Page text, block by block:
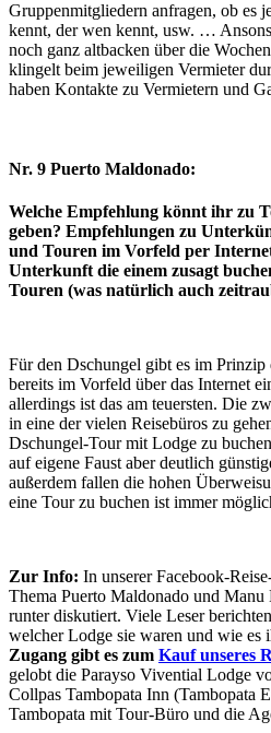
Gruppenmitgliedern anfragen, ob es
kennt, der wen kennt, usw. …
noch ganz altbacken über die
klingelt beim jeweiligen Vermieter
haben Kontakte zu Vermietern und
Nr. 9 Puerto Maldonado:
Welche Empfehlung könnt ihr zu
geben? Empfehlungen zu
und Touren im Vorfeld per
Unterkunft die einem zusagt
Touren (was natürlich auch
Für den Dschungel gibt es im
bereits im Vorfeld über das Internet
allerdings ist das am teuersten. Die
in eine der vielen Reisebüros zu
Dschungel-Tour mit Lodge zu
auf eigene Faust aber deutlich
außerdem fallen die hohen
eine Tour zu buchen ist immer
Zur Info: In unserer Facebook-
Thema Puerto Maldonado und
runter diskutiert. Viele Leser
welcher Lodge sie waren und wie es
Zugang gibt es zum Kauf unseres
gelobt die Parayso Vivential Lodge
Collpas Tambopata Inn (Tambopata
Tambopata mit Tour-Büro und die